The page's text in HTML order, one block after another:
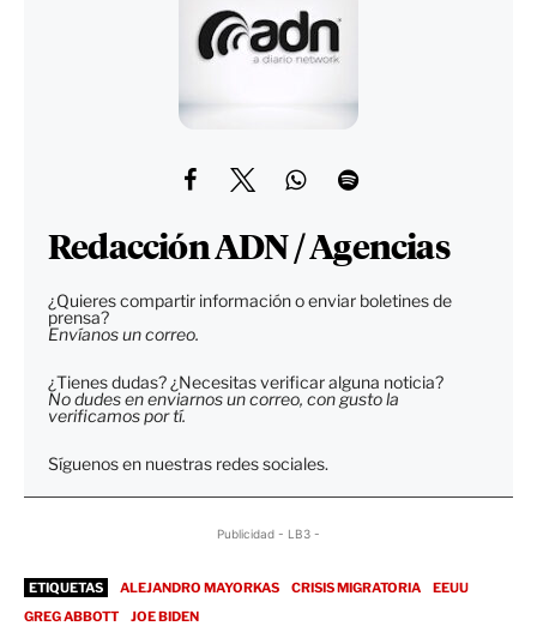
Redacción ADN / Agencias
¿Quieres compartir información o enviar boletines de
prensa?
Envíanos un correo.
¿Tienes dudas? ¿Necesitas verificar alguna noticia?
No dudes en enviarnos un correo, con gusto la
verificamos por tí.
Síguenos en nuestras redes sociales.
Publicidad - LB3 -
ETIQUETAS ALEJANDRO MAYORKAS CRISIS MIGRATORIA
EEUU
GREG ABBOTT
JOE BIDEN